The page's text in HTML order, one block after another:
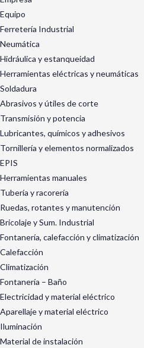
Equipo
Ferretería Industrial
Neumática
Hidráulica y estanqueidad
Herramientas eléctricas y neumáticas
Soldadura
Abrasivos y útiles de corte
Transmisión y potencia
Lubricantes, químicos y adhesivos
Tornillería y elementos normalizados
EPIS
Herramientas manuales
Tubería y racorería
Ruedas, rotantes y manutención
Bricolaje y Sum. Industrial
Fontanería, calefacción y climatización
Calefacción
Climatización
Fontanería – Baño
Electricidad y material eléctrico
Aparellaje y material eléctrico
Iluminación
Material de instalación